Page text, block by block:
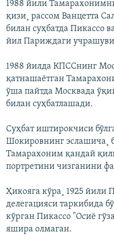
1988 йили
қизи¸ рассом Ванцетта
билан суҳбатда Пикассо
йил Париждаги учрашуви
1988 йилда КПССнинг
қатнашаëтган
ўша пайтда Москвада
билан суҳбатлашади.
Суҳбат иштирокчиси
Шокировнинг эслашича¸
Тамарахоним қандай
портретини чизганини
Ҳикояга кўра¸ 1925 йили
делегацияси таркибида
кўрган Пикассо "Осиë
яшира олмаган.